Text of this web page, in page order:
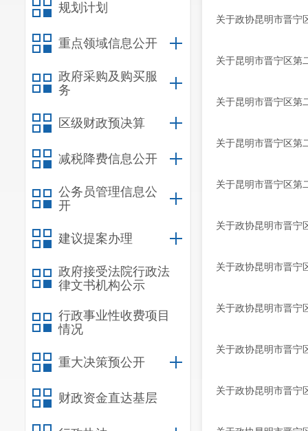
规划计划
重点领域信息公开
政府采购及购买服
务
区级财政预决算
减税降费信息公开
公务员管理信息公
开
建议提案办理
政府接受法院行政法
律文书机构公示
行政事业性收费项目
情况
重大决策预公开
财政资金直达基层
关于政协昆明市晋宁
关于昆明市晋宁区第
关于昆明市晋宁区第
关于昆明市晋宁区第
关于昆明市晋宁区第
关于政协昆明市晋宁
关于政协昆明市晋宁
关于政协昆明市晋宁
关于政协昆明市晋宁
关于政协昆明市晋宁